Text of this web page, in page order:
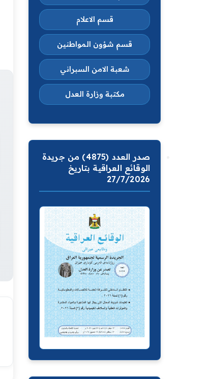
قسم الاعلام
قسم شؤون المواطنين
شعبة الامن السبراني
مكتبة وزارة العدل
صدر العدد (4875) من جريدة
الوقائع العراقية بتاريخ
27/7/2026